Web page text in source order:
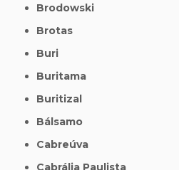
Brodowski
Brotas
Buri
Buritama
Buritizal
Bálsamo
Cabreúva
Cabrália Paulista